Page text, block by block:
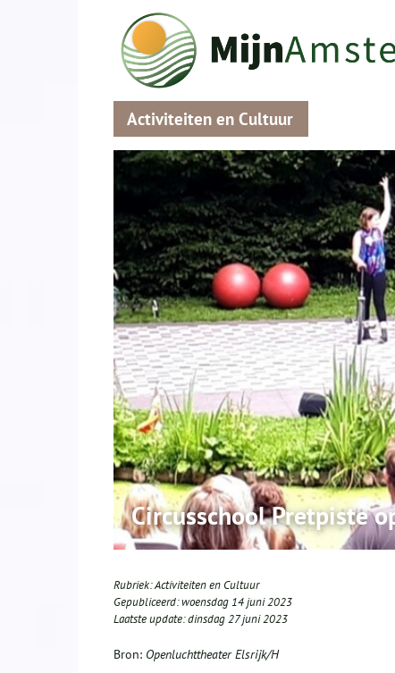
Activiteiten en Cultuur
Circusschool Pretpiste
Rubriek:Activiteiten en Cultuur
Gepubliceerd:woensdag 14 juni 2023
Laatste update:dinsdag 27 juni 2023
Bron: Openluchttheater Elsrijk/H